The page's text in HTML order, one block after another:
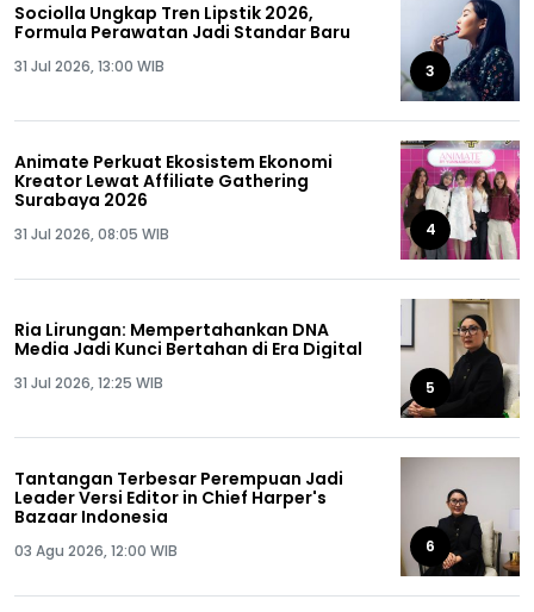
Sociolla Ungkap Tren Lipstik 2026,
Formula Perawatan Jadi Standar Baru
31 Jul 2026, 13:00 WIB 3
Animate Perkuat Ekosistem Ekonomi
Kreator Lewat Affiliate Gathering
Surabaya 2026
31 Jul 2026, 08:05 WIB 4
Ria Lirungan: Mempertahankan DNA
Media Jadi Kunci Bertahan di Era Digital
31 Jul 2026, 12:25 WIB 5
Tantangan Terbesar Perempuan Jadi
Leader Versi Editor in Chief Harper's
Bazaar Indonesia
03 Agu 2026, 12:00 WIB 6